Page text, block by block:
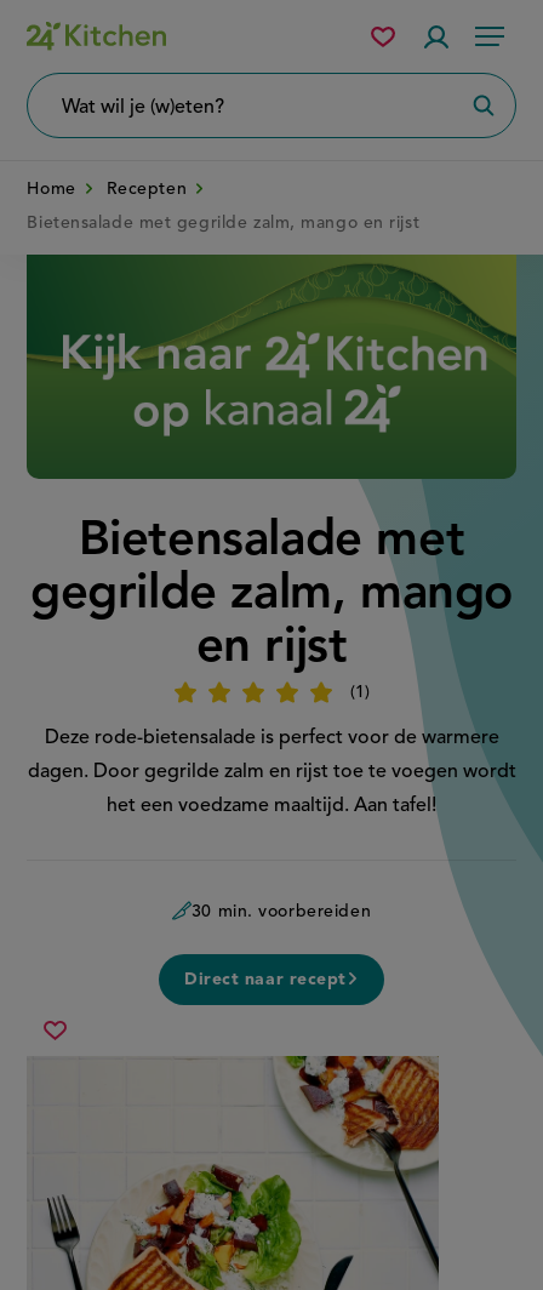
Overslaan
en
naar
Menu
wil
Mijn
bewaarde
Home
Recepten
Bietensalade met gegrilde zalm, mango en rijst
Bietensalade met
gegrilde zalm, mango
en rijst
1
Beoordeel
'Bietensalade
met
gegrilde
zalm,
mango
en
Deze rode-bietensalade is perfect voor de warmere
dagen. Door gegrilde zalm en rijst toe te voegen wordt
het een voedzame maaltijd. Aan tafel!
30 min. voorbereiden
Direct naar recept
Sla
bietensalade
met